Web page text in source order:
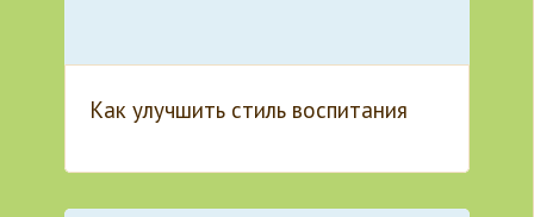
Как улучшить стиль воспитания